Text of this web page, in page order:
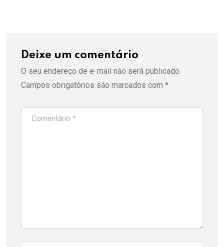
Deixe um comentário
O seu endereço de e-mail não será publicado.
Campos obrigatórios são marcados com *